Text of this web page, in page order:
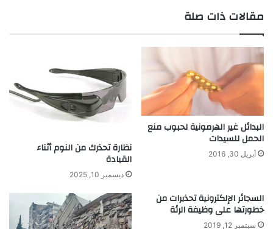
ر
ي
ا
ل
ف
ر
ة
ل
ي
م
مقالات ذات صلة
البدائل غير الهرمونية لحبوب منع
الحمل للسيدات
أبريل 30, 2016 نظارة تحذرك من النوم أثناء
القيادة
ديسمبر 10, 2025
السجائر الإلكترونية تحذيرات من
خطورتها على وظيفة الرئة
سبتمبر 12, 2019